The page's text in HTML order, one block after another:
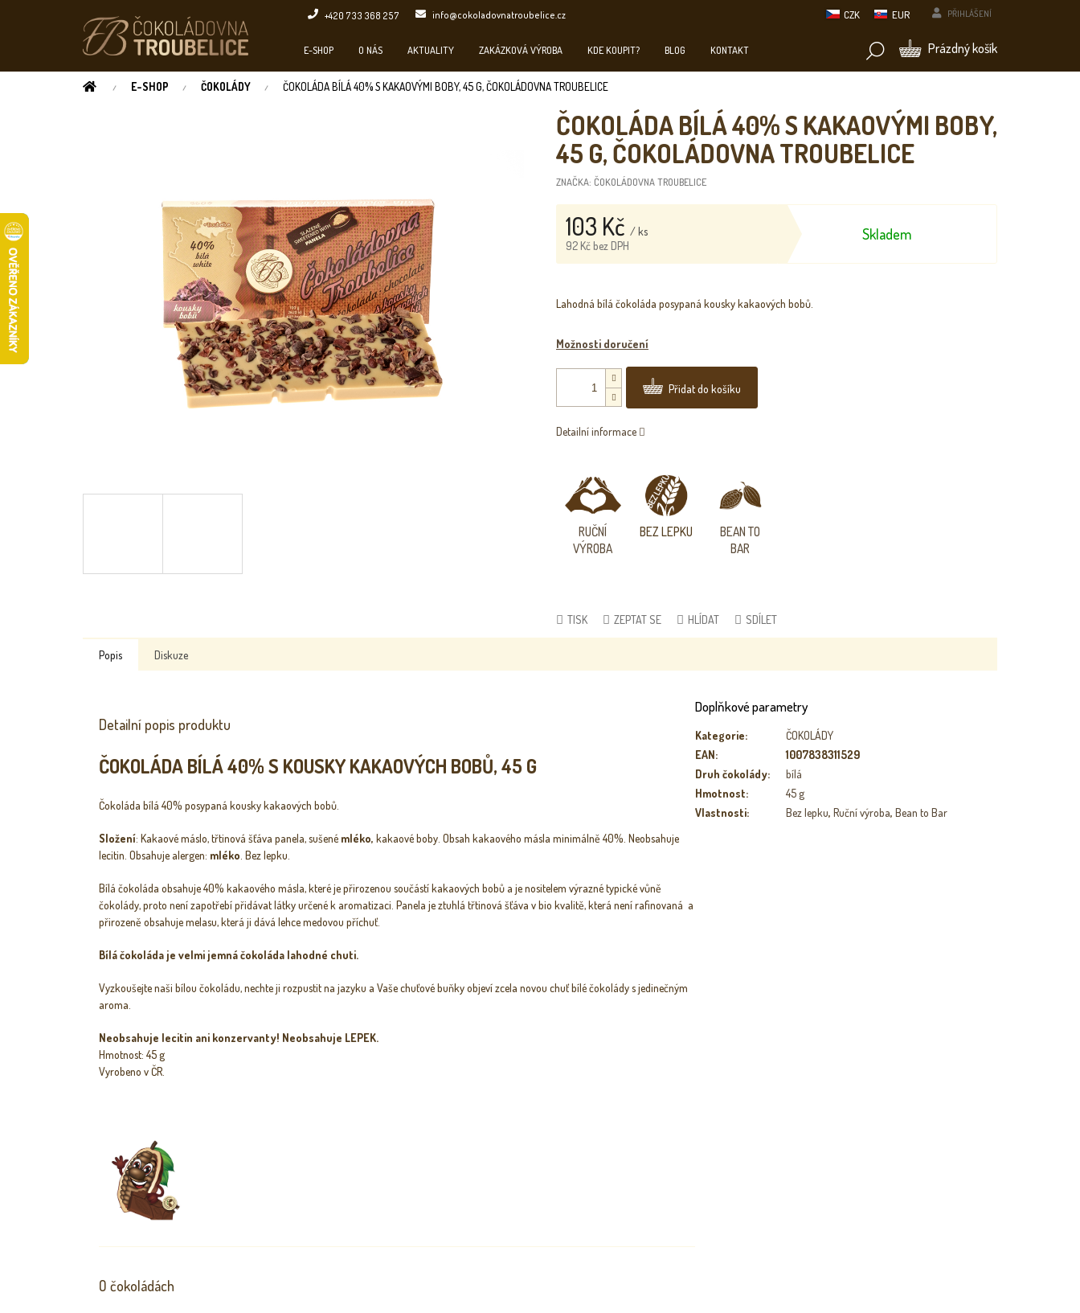
+420 733 368 257 info@cokoladovnatroubelice.cz CZK EUR PŘIHLÁŠENÍ
NÁKUPNÍ
Prázdný košík
E-SHOP O NÁS AKTUALITY ZAKÁZKOVÁ VÝROBA KDE KOUPIT? BLOG KONTAKT
DOMŮ E-SHOP ČOKOLÁDY ČOKOLÁDA BÍLÁ 40% S KAKAOVÝMI BOBY, 45 G, ČOKOLÁDOVNA TROUBELICE
ČOKOLÁDA BÍLÁ 40% S KAKAOVÝMI BOBY,
45 G, ČOKOLÁDOVNA TROUBELICE
ZNAČKA: ČOKOLÁDOVNA TROUBELICE
103 Kč / ks
92 Kč bez DPH
Měrná
Skladem
Možnosti doručení
Přidat do košíku
Lahodná bílá čokoláda posypaná kousky kakaových bobů.
Detailní informace
RUČNÍ
VÝROBA
BEZLEPKU
BEAN TO
BAR
TISK ZEPTAT SE HLÍDAT SDÍLET
Popis Diskuze
Detailní popis produktu
ČOKOLÁDA BÍLÁ 40% S KOUSKY KAKAOVÝCH BOBŮ, 45 G
Čokoláda bílá 40% posypaná kousky kakaových bobů.
Složení: Kakaové máslo, třtinová šťáva panela, sušené mléko, kakaové boby. Obsah kakaového másla minimálně 40%. Neobsahuje
lecitin. Obsahuje alergen: mléko. Bez lepku.
Bílá čokoláda obsahuje 40% kakaového másla, které je přirozenou součástí kakaových bobů a je nositelem výrazné typické vůně
čokolády, proto není zapotřebí přidávat látky určené k aromatizaci. Panela je ztuhlá třtinová šťáva v bio kvalitě, která není rafinovaná a
přirozeně obsahuje melasu, která ji dává lehce medovou příchuť.
Bílá čokoláda je velmi jemná čokoláda lahodné chuti.
Vyzkoušejte naši bílou čokoládu, nechte ji rozpustit na jazyku a Vaše chuťové buňky objeví zcela novou chuť bílé čokolády s jedinečným
aroma.
Neobsahuje lecitin ani konzervanty! Neobsahuje LEPEK.
Hmotnost: 45 g
Vyrobeno v ČR.
O čokoládách
Doplňkové parametry
Kategorie:
ČOKOLÁDY
EAN:
1007838311529
Druh čokolády:
bílá
Hmotnost:
45 g
Vlastnosti: Bez lepku,Ruční výroba,Bean to Bar